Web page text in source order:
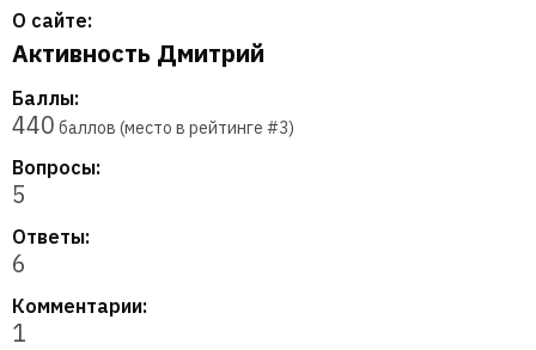
О сайте:
Активность Дмитрий
Баллы:
440 баллов (место в рейтинге #3)
Вопросы:
5
Ответы:
6
Комментарии:
1